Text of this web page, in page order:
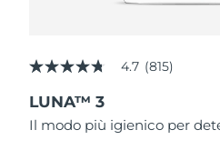
4.7
of
5
stars,
4.7 (815)
LUNA™ 3
Il modo più igienico per